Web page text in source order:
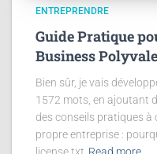
ENTREPRENDRE
Guide Pratique
Business
Bien sûr, je vais
1572 mots, en ajoutant
des conseils pratiques
propre entreprise :